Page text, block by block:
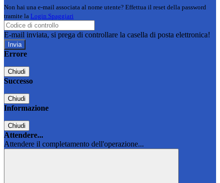
Non hai una e-mail associata al nome utente? Effettua il reset della password
tramite la Login Spaggiari
E-mail inviata, si prega di controllare la casella di posta elettronica!
Errore
Chiudi
Successo
Chiudi
Informazione
Chiudi
Attendere...
Attendere il completamento dell'operazione...